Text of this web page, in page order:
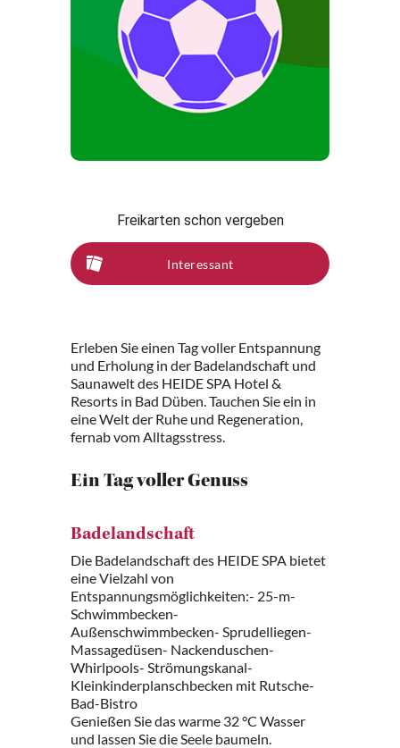
Freikarten schon vergeben
Interessant
Erleben Sie einen Tag voller Entspannung
und Erholung in der Badelandschaft und
Saunawelt des HEIDE SPA Hotel &
Resorts in Bad Düben. Tauchen Sie ein in
eine Welt der Ruhe und Regeneration,
fernab vom Alltagsstress.
Ein Tag voller Genuss
Badelandschaft
Die Badelandschaft des HEIDE SPA bietet
eine Vielzahl von
Entspannungsmöglichkeiten:- 25-m-
Schwimmbecken-
Außenschwimmbecken- Sprudelliegen-
Massagedüsen- Nackenduschen-
Whirlpools- Strömungskanal-
Kleinkinderplanschbecken mit Rutsche-
Bad-Bistro
Genießen Sie das warme 32 °C Wasser
und lassen Sie die Seele baumeln.